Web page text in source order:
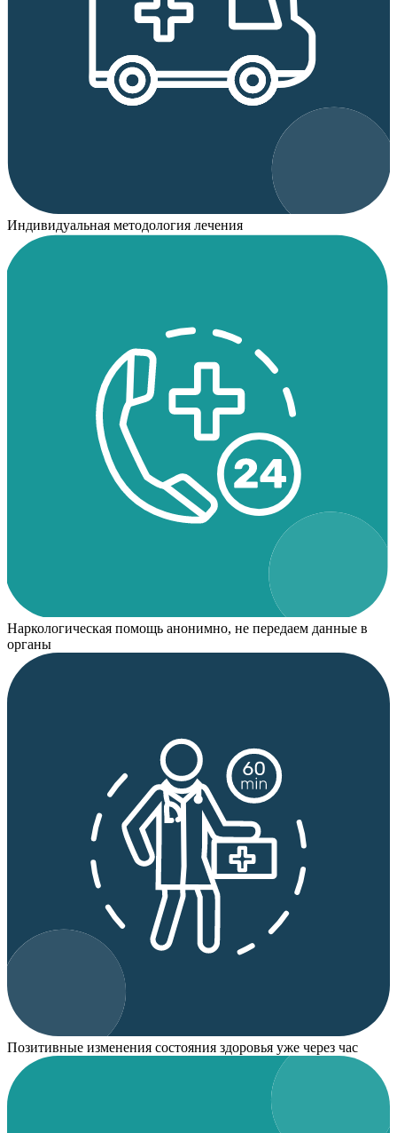
Индивидуальная методология лечения
Наркологическая помощь анонимно, не передаем данные в
органы
Позитивные изменения состояния здоровья уже через час